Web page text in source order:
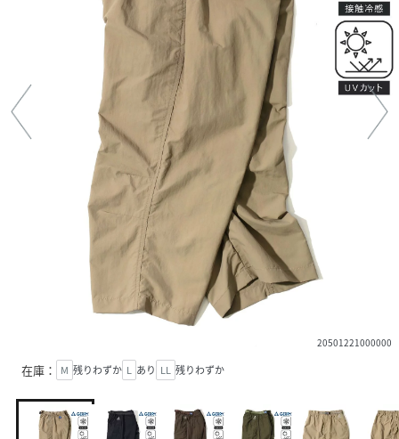
20501221000000
在庫： M 残りわずか L あり LL 残りわずか